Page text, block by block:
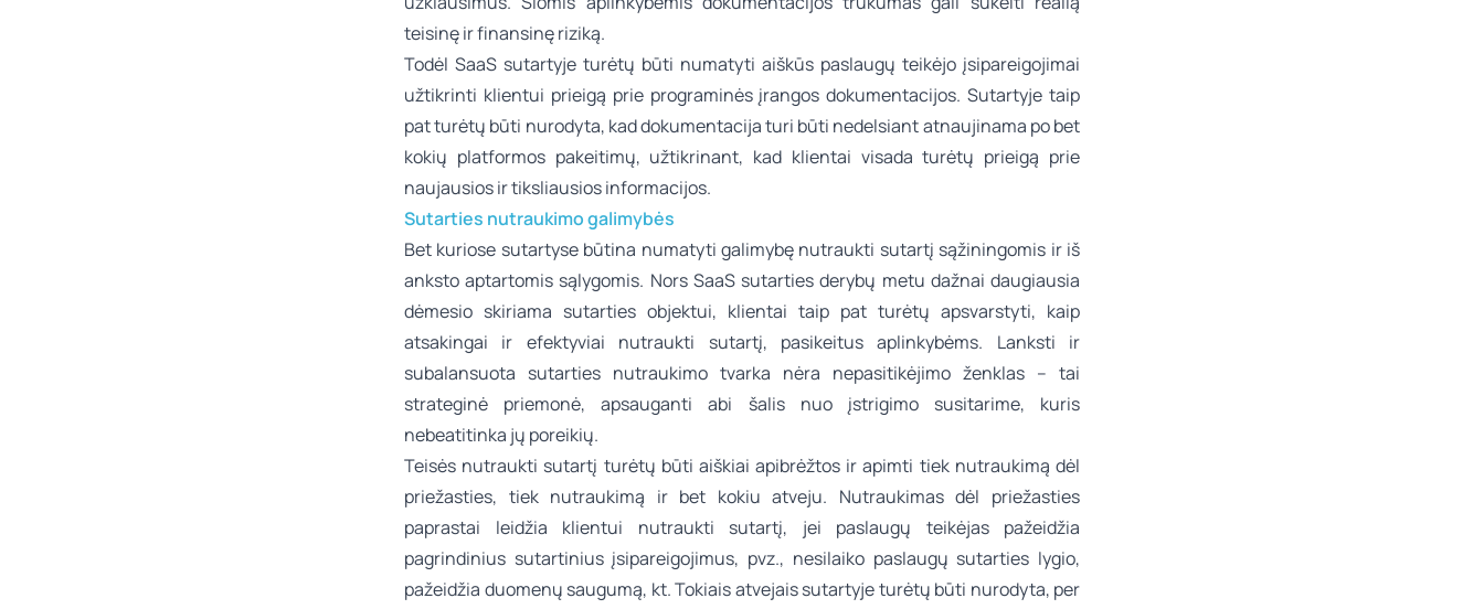
teisinę ir finansinę riziką.
Todėl SaaS sutartyje turėtų būti numatyti aiškūs paslaugų teikėjo įsipareigojimai
užtikrinti klientui prieigą prie programinės įrangos dokumentacijos. Sutartyje taip
pat turėtų būti nurodyta, kad dokumentacija turi būti nedelsiant atnaujinama po bet
kokių platformos pakeitimų, užtikrinant, kad klientai visada turėtų prieigą prie
naujausios ir tiksliausios informacijos.
Sutarties nutraukimo galimybės
Bet kuriose sutartyse būtina numatyti galimybę nutraukti sutartį sąžiningomis ir iš
anksto aptartomis sąlygomis. Nors SaaS sutarties derybų metu dažnai daugiausia
dėmesio skiriama sutarties objektui, klientai taip pat turėtų apsvarstyti, kaip
atsakingai ir efektyviai nutraukti sutartį, pasikeitus aplinkybėms. Lanksti ir
subalansuota sutarties nutraukimo tvarka nėra nepasitikėjimo ženklas – tai
strateginė priemonė, apsauganti abi šalis nuo įstrigimo susitarime, kuris
nebeatitinka jų poreikių.
Teisės nutraukti sutartį turėtų būti aiškiai apibrėžtos ir apimti tiek nutraukimą dėl
priežasties, tiek nutraukimą ir bet kokiu atveju. Nutraukimas dėl priežasties
paprastai leidžia klientui nutraukti sutartį, jei paslaugų teikėjas pažeidžia
pagrindinius sutartinius įsipareigojimus, pvz., nesilaiko paslaugų sutarties lygio,
pažeidžia duomenų saugumą, kt. Tokiais atvejais sutartyje turėtų būti nurodyta, per